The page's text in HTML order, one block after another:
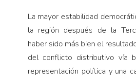
La mayor estabilidad
la región después de la
haber sido más bien el
del conflicto distributivo vía
representación política y una